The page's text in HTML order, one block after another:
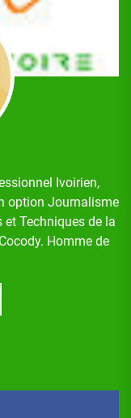
Ivoirien,
option Journalisme
Techniques de la
Homme de